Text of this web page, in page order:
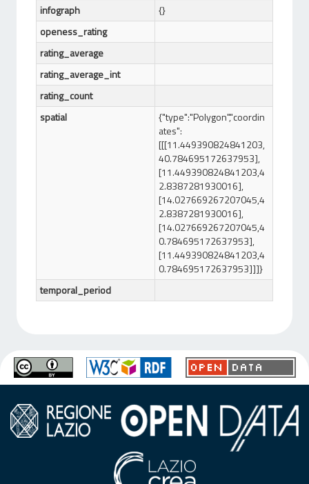
infograph
{}
openess_rating
rating_average
rating_average_int
rating_count
spatial
{"type":"Polygon","coordin
ates":
[[[11.449390824841203,
40.784695172637953],
[11.449390824841203,4
2.8387281930016],
[14.027669267207045,4
2.8387281930016],
[14.027669267207045,4
0.784695172637953],
[11.449390824841203,4
0.784695172637953]]]}
temporal_period